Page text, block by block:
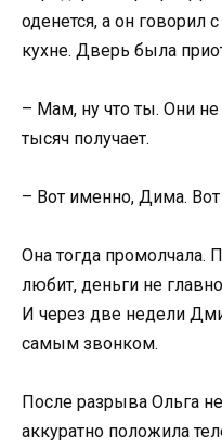
оденется, а он говорил
кухне. Дверь была
– Мам, ну что ты. Они
тысяч получает.
– Вот именно, Дима.
Она тогда промолчала.
любит, деньги не
И через две недели
самым звонком.
После разрыва Ольга
аккуратно положила